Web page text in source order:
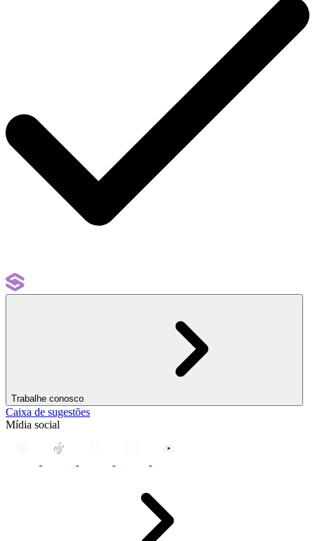
Trabalhe conosco
Caixa de sugestões
Mídia social